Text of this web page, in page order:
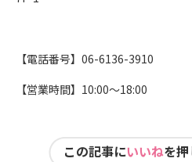
【電話番号】06-6136-3910
【営業時間】10:00～18:00
この記事にいいねを